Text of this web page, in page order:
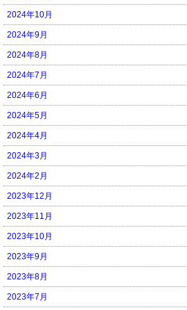
2024年10月
2024年9月
2024年8月
2024年7月
2024年6月
2024年5月
2024年4月
2024年3月
2024年2月
2023年12月
2023年11月
2023年10月
2023年9月
2023年8月
2023年7月